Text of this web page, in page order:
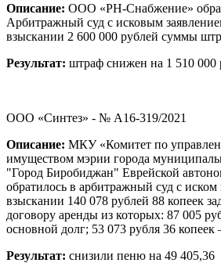
Описание: ООО «РН-Снабжение»
Арбитражный суд с исковым
взыскании 2 600 000 рублей суммы
Результат: штраф снижен на 1 510 000
ООО «Синтез» - № А16-319/2021
Описание: МКУ «Комитет по
имуществом мэрии города
"Город Биробиджан" Еврейской
обратилось в арбитражный суд с
взыскании 140 078 рублей 88 копеек
договору аренды из которых: 87 005
основной долг; 53 073 рубля 36 копеек
Результат: снизили пеню на 49 405,36